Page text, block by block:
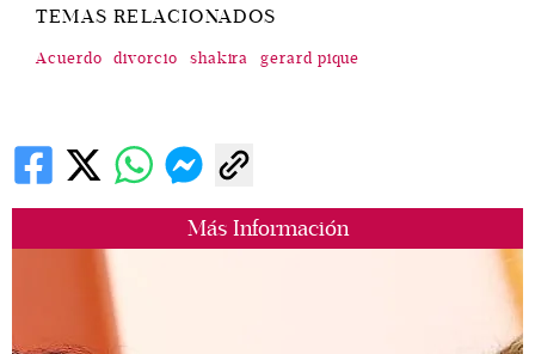
Más Información
TEMAS RELACIONADOS
Acuerdo divorcio shakira gerard pique